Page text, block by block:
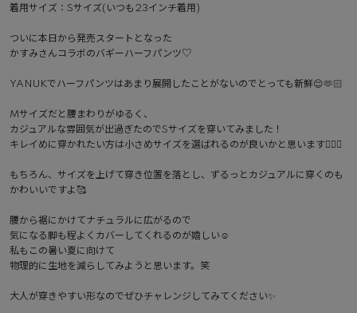
着用サイズ：Sサイズ(いつも23インチ着用)
ついに本日から発売スタートとなった
かすみさんコラボのバギーハーフパンツ♡
YANUKでハーフパンツはあまり展開したことがないのでとっても新鮮😌🫶🏻
Mサイズだと腰まわりがゆるく、
カジュアルな雰囲気が出過ぎたのでSサイズを穿いてみました！
キレイめに穿かれたい方は小さめサイズを選ばれるのが良いかと思います🙆🏻‍♀️
もちろん、サイズを上げて穿き位置を落とし、ずるっとカジュアルに穿くのも
かわいいですよ🥰
腰から裾にかけてナチュラルに広がるので
気になる脚も程よくカバーしてくれるのが嬉しい☺️
私もこの暑い夏に向けて
物理的に生地を減らしてみようと思います。笑
大人が穿きやすい形なのでぜひチャレンジしてみてください✨